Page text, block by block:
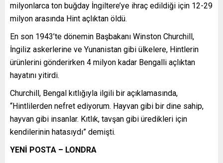
milyonlarca ton buğday İngiltere’ye ihraç edildiği için 12-29
milyon arasında Hint açlıktan öldü.
En son 1943’te dönemin Başbakanı Winston Churchill,
İngiliz askerlerine ve Yunanistan gibi ülkelere, Hintlerin
ürünlerini gönderirken 4 milyon kadar Bengalli açlıktan
hayatını yitirdi.
Churchill, Bengal kıtlığıyla ilgili bir açıklamasında,
“Hintlilerden nefret ediyorum. Hayvan gibi bir dine sahip,
hayvan gibi insanlar. Kıtlık, tavşan gibi üredikleri için
kendilerinin hatasıydı” demişti.
YENİ POSTA – LONDRA